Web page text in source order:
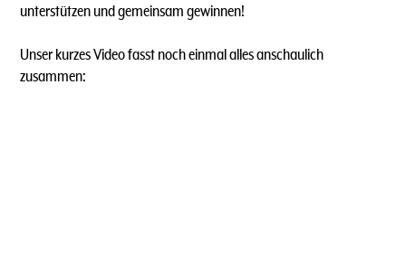
unterstützen und gemeinsam gewinnen!
Unser kurzes Video fasst noch einmal alles anschaulich
zusammen: